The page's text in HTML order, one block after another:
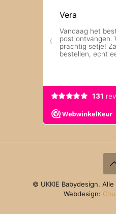
© UKKIE Babydesign.
Webdesign: